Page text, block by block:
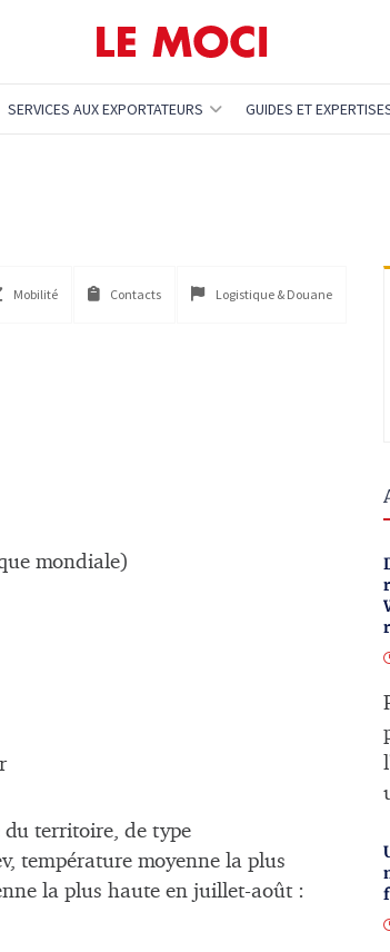
SERVICES AUX EXPORTATEURS GUIDES ET
Mobilité Contacts Logistique & Douane
mondiale)
territoire, de type
température moyenne la plus
la plus haute en juillet-août :